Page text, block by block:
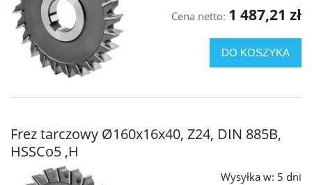
Cena netto: 1 487,21 zł
DO KOSZYKA
Frez tarczowy Ø160x16x40, Z24, DIN 885B,
HSSCo5 ,H
Wysyłka w: 5 dni